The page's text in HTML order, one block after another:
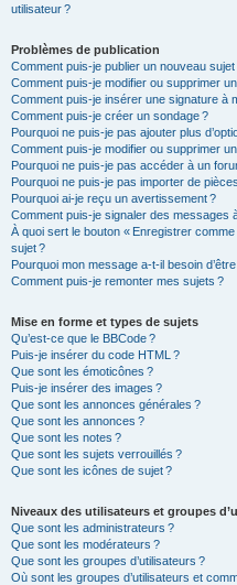
utilisateur ?
Problèmes de publication
Comment puis-je publier un nouveau
Comment puis-je modifier ou supprimer
Comment puis-je insérer une signature à
Comment puis-je créer un sondage ?
Pourquoi ne puis-je pas ajouter plus
Comment puis-je modifier ou supprimer
Pourquoi ne puis-je pas accéder à un
Pourquoi ne puis-je pas importer de
Pourquoi ai-je reçu un avertissement ?
Comment puis-je signaler des messages
À quoi sert le bouton « Enregistrer
sujet ?
Pourquoi mon message a-t-il besoin
Comment puis-je remonter mes sujets ?
Mise en forme et types de sujets
Qu’est-ce que le BBCode ?
Puis-je insérer du code HTML ?
Que sont les émoticônes ?
Puis-je insérer des images ?
Que sont les annonces générales ?
Que sont les annonces ?
Que sont les notes ?
Que sont les sujets verrouillés ?
Que sont les icônes de sujet ?
Niveaux des utilisateurs et groupes
Que sont les administrateurs ?
Que sont les modérateurs ?
Que sont les groupes d’utilisateurs ?
Où sont les groupes d’utilisateurs et